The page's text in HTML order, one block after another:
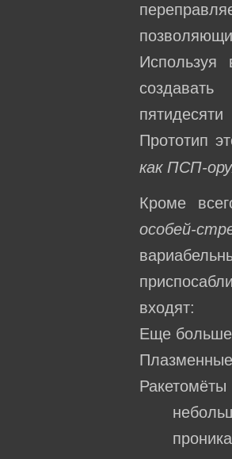
Прототип
как ПСП-
Кроме
особей-
входят:
Еще больше